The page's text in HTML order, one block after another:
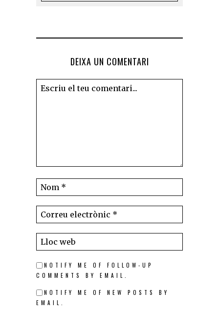
DEIXA UN COMENTARI
NOTIFY ME OF FOLLOW-UP
COMMENTS BY EMAIL.
NOTIFY ME OF NEW POSTS BY
EMAIL.